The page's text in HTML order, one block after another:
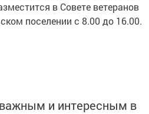
в Совете ветеранов
поселении с 8.00 до 16.00.
и интересным в